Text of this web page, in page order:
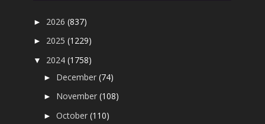
► 2026(837)
► 2025(1229)
▼ 2024(1758)
► December(74)
► November(108)
►October(110)